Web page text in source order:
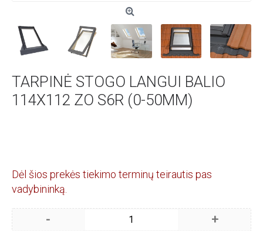
TARPINĖ STOGO LANGUI BALIO
114X112 ZO S6R (0-50MM)
Dėl šios prekės tiekimo terminų teirautis pas
vadybininką.
- +